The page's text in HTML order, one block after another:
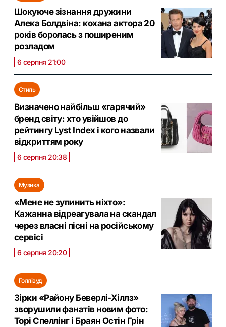
Шокуюче зізнання дружини
Алека Болдвіна: кохана актора 20
років боролась з поширеним
розладом
6 серпня 21:00
Стиль
Визначено найбільш «гарячий»
бренд світу: хто увійшов до
рейтингу Lyst Index і кого назвали
відкриттям року
6 серпня 20:38
Музика
«Мене не зупинить ніхто»:
Кажанна відреагувала на скандал
через власні пісні на російському
сервісі
6 серпня 20:20
Голлівуд
Зірки «Району Беверлі-Хіллз»
зворушили фанатів новим фото:
Торі Спеллінг і Браян Остін Грін